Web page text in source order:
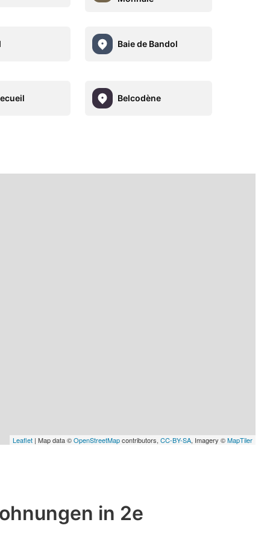
Baie de Bandol
Belcodène
Leaflet | Map data ©OpenStreetMapcontributors, CC-BY-SA, Imagery ©MapTiler
in 2e